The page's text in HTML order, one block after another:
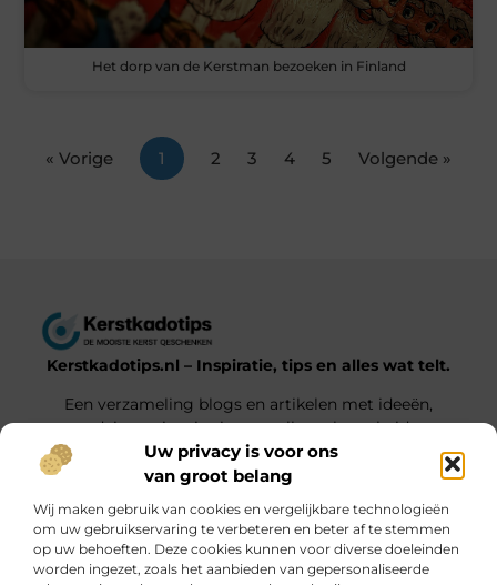
Uw privacy is voor ons
van groot belang
Wij maken gebruik van cookies en vergelijkbare technologieën
om uw gebruikservaring te verbeteren en beter af te stemmen
op uw behoeften. Deze cookies kunnen voor diverse doeleinden
worden ingezet, zoals het aanbieden van gepersonaliseerde
Het dorp van de Kerstman bezoeken in Finland
« Vorige 1 2 3 4 5 Volgende »
Kerstkadotips.nl – Inspiratie, tips en alles wat telt.
Een verzameling blogs en artikelen met ideeën,
advies en inspiratie voor elke gelegenheid.
Onze informatie
Bericht categorie